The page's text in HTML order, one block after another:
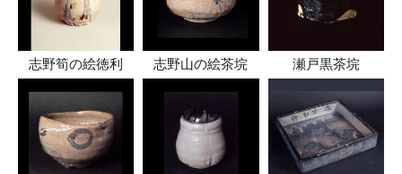
志野筍の絵徳利 志野山の絵茶垸 瀬戸黒茶垸